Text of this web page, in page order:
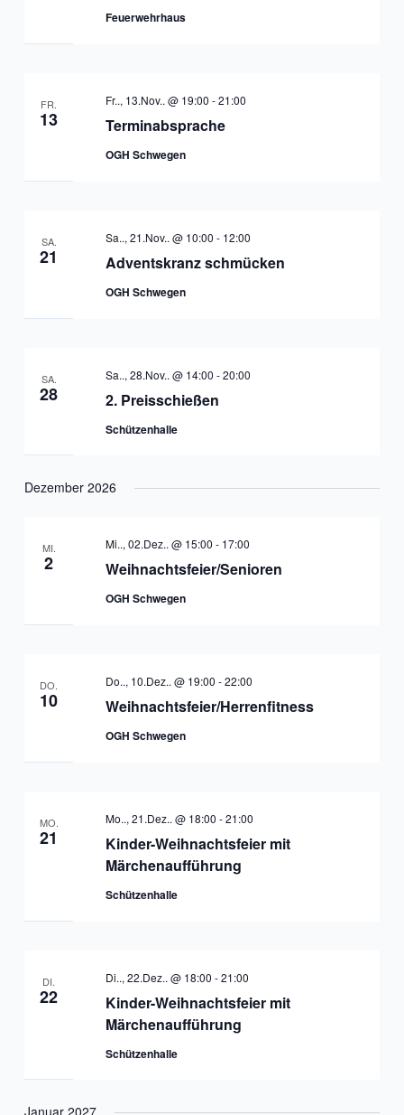
Feuerwehrhaus
FR.
13 Terminabsprache
Fr.., 13.Nov.. @ 19:00 -21:00
OGH Schwegen
SA.
21 Adventskranz schmücken
Sa.., 21.Nov.. @ 10:00 - 12:00
OGH Schwegen
SA.
28 2. Preisschießen
Sa.., 28.Nov.. @ 14:00 -20:00
Schützenhalle
Dezember 2026
MI.
2 Weihnachtsfeier/Senioren
Mi.., 02.Dez.. @ 15:00 - 17:00
OGH Schwegen
DO.
10 Weihnachtsfeier/Herrenfitness
Do.., 10.Dez.. @ 19:00 -22:00
OGH Schwegen
MO.
21
Kinder-Weihnachtsfeier mit
Märchenaufführung
Mo.., 21.Dez.. @ 18:00 -21:00
Schützenhalle
DI.
22
Kinder-Weihnachtsfeier mit
Märchenaufführung
Di.., 22.Dez.. @ 18:00 -21:00
Schützenhalle